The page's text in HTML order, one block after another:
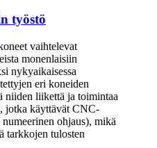
työstö
vaihtelevat
monenlaisiin
nykyaikaisessa
eri koneiden
niiden liikettä ja toimintaa
jotka käyttävät CNC-
ohjaus), mikä
tarkkojen tulosten